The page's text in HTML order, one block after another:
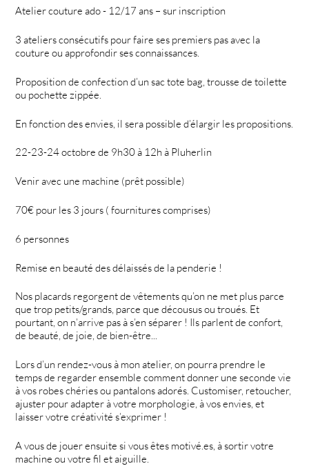
Atelier couture ado - 12/17 ans – sur inscription
3 ateliers consécutifs pour faire ses premiers pas avec la
couture ou approfondir ses connaissances.
Proposition de confection d’un sac tote bag, trousse de toilette
ou pochette zippée.
En fonction des envies, il sera possible d’élargir les propositions.
22-23-24 octobre de 9h30 à 12h à Pluherlin
Venir avec une machine (prêt possible)
70€ pour les 3 jours ( fournitures comprises)
6 personnes
Remise en beauté des délaissés de la penderie !
Nos placards regorgent de vêtements qu’on ne met plus parce
que trop petits/grands, parce que décousus ou troués. Et
pourtant, on n’arrive pas à s’en séparer ! Ils parlent de confort,
de beauté, de joie, de bien-être...
Lors d’un rendez-vous à mon atelier, on pourra prendre le
temps de regarder ensemble comment donner une seconde vie
à vos robes chéries ou pantalons adorés. Customiser, retoucher,
ajuster pour adapter à votre morphologie, à vos envies, et
laisser votre créativité s’exprimer !
A vous de jouer ensuite si vous êtes motivé.es, à sortir votre
machine ou votre fil et aiguille.